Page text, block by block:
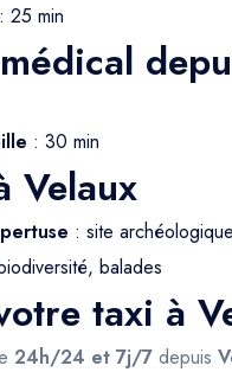
: 25 min
: 30 min
Velaux
: site
balades
taxi à
24h/24 et 7j/7 depuis